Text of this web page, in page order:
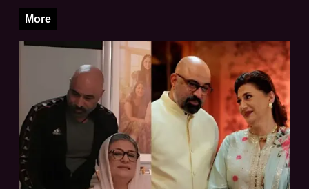
More